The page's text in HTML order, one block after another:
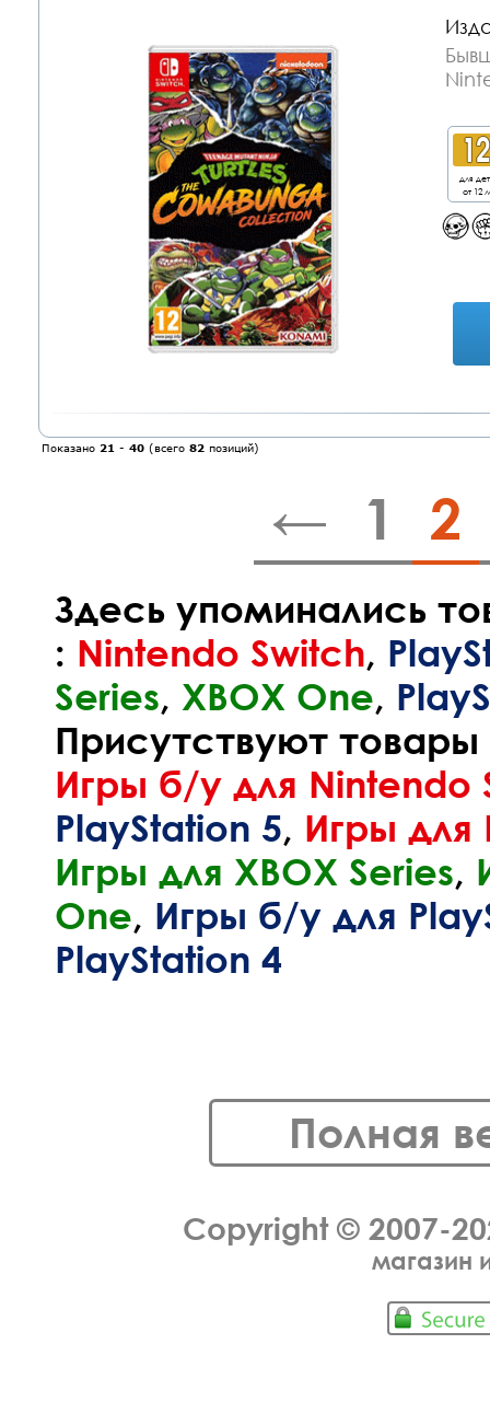
для
от 12
Показано 21 - 40 (всего 82 позиций)
← 1 2
Здесь упоминались
: Nintendo Switch,
Series, XBOX One,
Присутствуют товары
Игры б/у для Nintendo
PlayStation 5, Игры для
Игры для XBOX Series,
One, Игры б/у для
PlayStation 4
Полная
Copyright © 2007-
магазин